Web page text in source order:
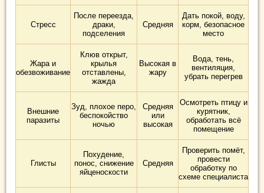
Стресс
После переезда,
драки,
подселения
Средняя
Дать покой, воду,
корм, безопасное
место
Жара и
обезвоживание
Клюв открыт,
крылья
отставлены,
жажда
Высокая в
жару
Вода, тень,
вентиляция,
убрать перегрев
Внешние
паразиты
Зуд, плохое перо,
беспокойство
ночью
Средняя
или
высокая
Осмотреть птицу и
курятник,
обработать всё
помещение
Глисты
Похудение,
понос, снижение
яйценоскости
Средняя
Проверить помёт,
провести
обработку по
схеме специалиста